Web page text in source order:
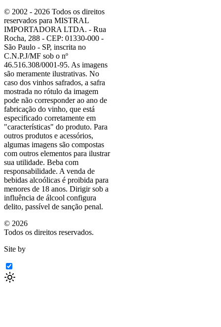
© 2002 - 2026 Todos os direitos
reservados para MISTRAL
IMPORTADORA LTDA. - Rua
Rocha, 288 - CEP: 01330-000 -
São Paulo - SP, inscrita no
C.N.P.J/MF sob o nº
46.516.308/0001-95. As imagens
são meramente ilustrativas. No
caso dos vinhos safrados, a safra
mostrada no rótulo da imagem
pode não corresponder ao ano de
fabricação do vinho, que está
especificado corretamente em
"características" do produto. Para
outros produtos e acessórios,
algumas imagens são compostas
com outros elementos para ilustrar
sua utilidade. Beba com
responsabilidade. A venda de
bebidas alcoólicas é proibida para
menores de 18 anos. Dirigir sob a
influência de álcool configura
delito, passível de sanção penal.
© 2026
Todos os direitos reservados.
Site by